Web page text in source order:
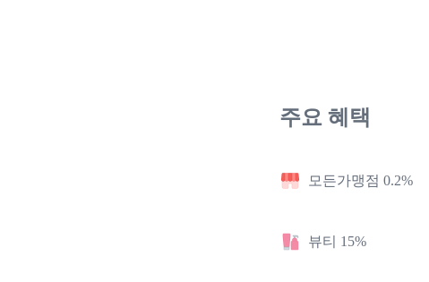
주요 혜택
모든가맹점 0.2%
뷰티 15%